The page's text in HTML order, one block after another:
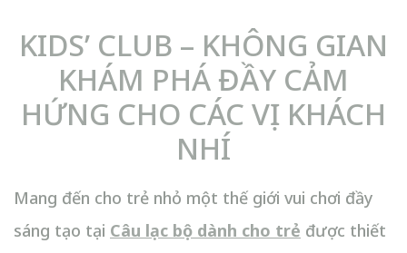
KIDS’ CLUB – KHÔNG GIAN
KHÁM PHÁ ĐẦY CẢM
HỨNG CHO CÁC VỊ KHÁCH
NHÍ
Mang đến cho trẻ nhỏ một thế giới vui chơi đầy
sáng tạo tại Câu lạc bộ dành cho trẻ được thiết